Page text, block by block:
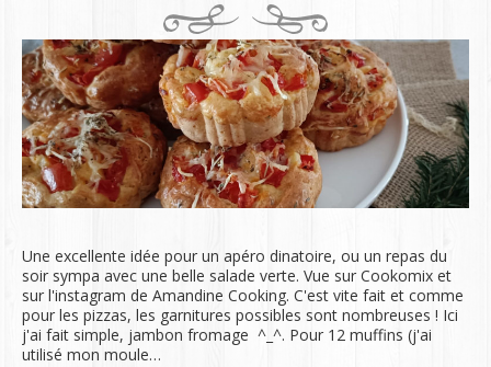
Une excellente idée pour un apéro dinatoire, ou un repas du
soir sympa avec une belle salade verte. Vue sur Cookomix et
sur l'instagram de Amandine Cooking. C'est vite fait et comme
pour les pizzas, les garnitures possibles sont nombreuses ! Ici
j'ai fait simple, jambon fromage ^_^. Pour 12 muffins (j'ai
utilisé mon moule…